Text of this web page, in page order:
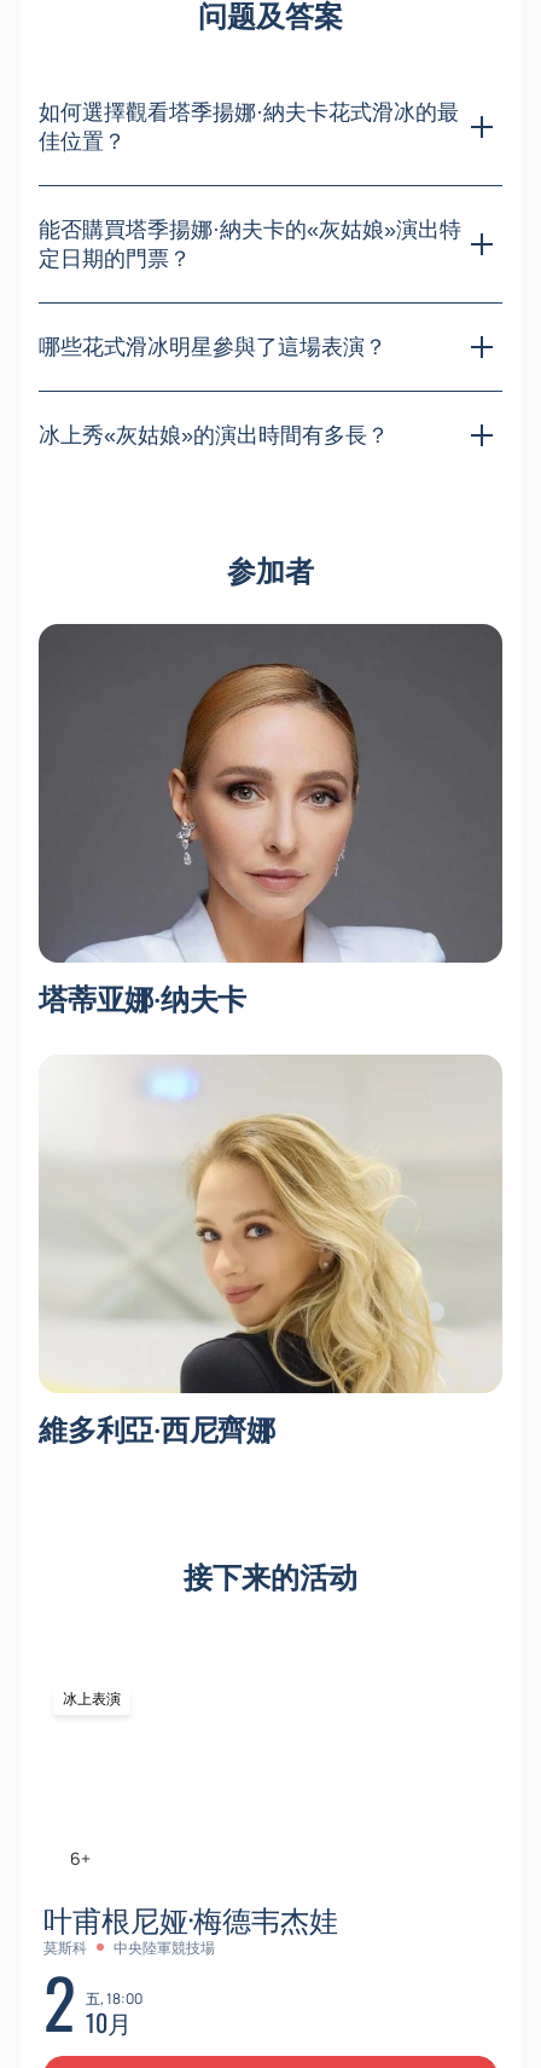
问题及答案
如何選擇觀看塔季揚娜·納夫卡花式滑冰的最
佳位置？
第一層的座位，從此處可飽覽Megasport冰場的絕佳景觀。
能否購買塔季揚娜·納夫卡的«灰姑娘»演出特
定日期的門票？
從19 December 2025至8 January 2026 18:00期間的演出門
哪些花式滑冰明星參與了這場表演？
式滑冰明星與奧運冠軍參與演出，其陣容將於19 December
冰上秀«灰姑娘»的演出時間有多長？
参加者
塔蒂亚娜·纳夫卡
維多利亞·西尼齊娜
接下来的活动
6+
冰上表演
叶甫根尼娅·梅德韦杰娃
莫斯科 中央陸軍競技場
2 五, 18:00
10月